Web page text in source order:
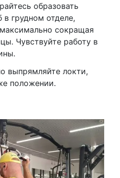
образовать
грудном отделе,
сокращая
Чувствуйте работу в
выпрямляйте локти,
положении.